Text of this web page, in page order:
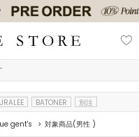
BATONER 別注
gent's 対象商品(男性 )